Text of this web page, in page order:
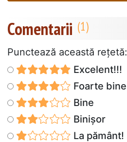
Comentarii
Punctează această reţetă:
Excelent!!!
Foarte bine
Bine
Binișor
La pământ!